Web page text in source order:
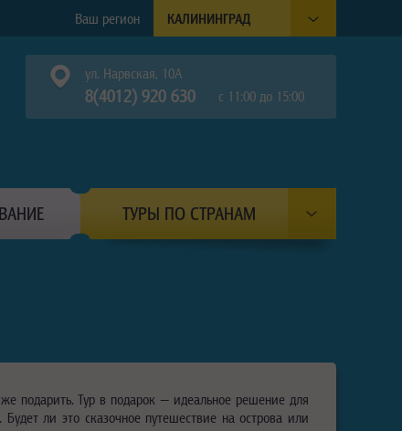
КАЛИНИНГРАД
Ваш регион
ТУРЫ ПО СТРАНАМ
ул. Нарвская, 10А
с 11:00 до 15:00
8(4012) 920 630
подарить. Тур в подарок — идеальное решение для
ли это сказочное путешествие на острова или